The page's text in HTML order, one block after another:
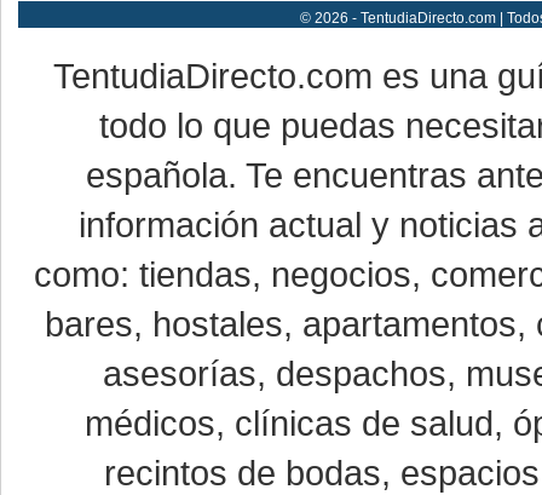
© 2026 - TentudiaDirecto.com |
TentudiaDirecto.com es una
todo lo que puedas
española. Te encuentras
información actual y noticias
como: tiendas, negocios,
bares, hostales,
asesorías, despachos,
médicos, clínicas de salud,
recintos de bodas,